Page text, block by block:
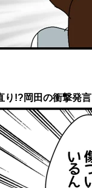
り!?岡田の衝撃発言